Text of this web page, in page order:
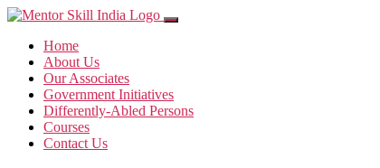
Home
About Us
Our Associates
Government Initiatives
Differently-Abled Persons
Courses
Contact Us